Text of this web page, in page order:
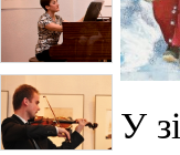
У